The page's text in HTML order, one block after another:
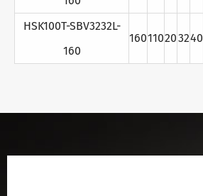
HSK100T-SBV3232L-
160
160110203240